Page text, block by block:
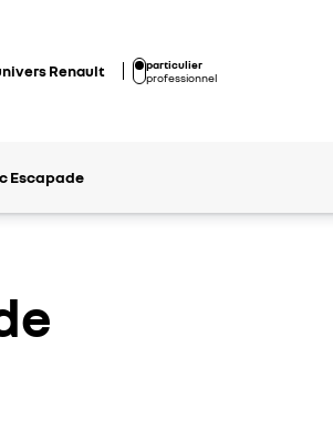
Renault
particulier
professionnel
Escapade